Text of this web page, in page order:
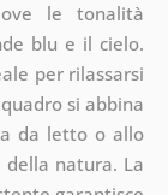
le tonalità
blu e il cielo.
per rilassarsi
si abbina
da letto o allo
natura. La